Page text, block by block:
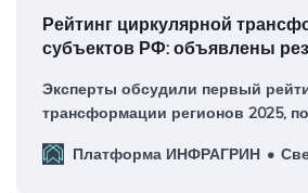
Рейтинг циркулярной
субъектов РФ: объявлены
Эксперты обсудили первый
трансформации регионов 2025,
Платформа ИНФРАГРИН